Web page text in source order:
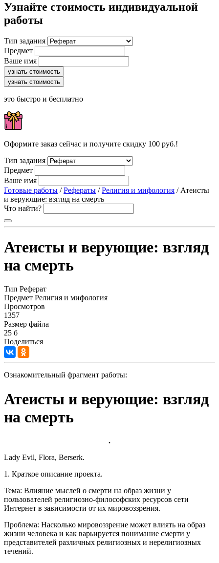
Узнайте стоимость индивидуальной
работы
Тип задания
Предмет
Ваше имя
узнать стоимость
узнать стоимость
это быстро и бесплатно
Оформите заказ сейчас и получите скидку 100 руб.!
Тип задания
Предмет
Ваше имя
Готовые работы /Рефераты /Религия и мифология / Атеисты
и верующие: взгляд на смерть
Что найти?
Атеисты и верующие: взгляд
на смерть
Тип Реферат
Предмет Религия и мифология
Просмотров
1357
Размер файла
25 б
Поделиться
Ознакомительный фрагмент работы:
Атеисты и верующие: взгляд
на смерть
.
Lady Evil, Flora, Berserk.
1. Краткое описание проекта.
Тема: Влияние мыслей о смерти на образ жизни у
пользователей религиозно-философских ресурсов сети
Интернет в зависимости от их мировоззрения.
Проблема: Насколько мировоззрение может влиять на образ
жизни человека и как варьируется понимание смерти у
представителей различных религиозных и нерелигиозных
течений.